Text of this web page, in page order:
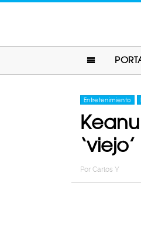
Entretenimiento
Por Carlos Y